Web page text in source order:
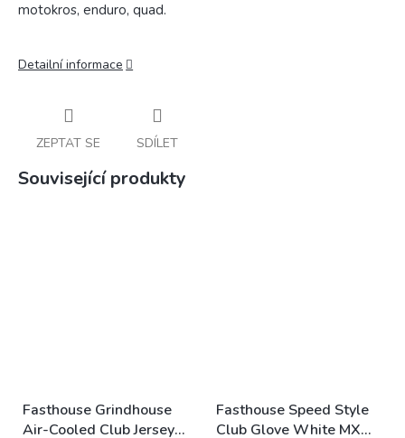
motokros, enduro, quad.
Detailní informace
ZEPTAT SE SDÍLET
Související produkty
Fasthouse Grindhouse
Air-Cooled Club Jersey
Fasthouse Speed Style
Club Glove White MX